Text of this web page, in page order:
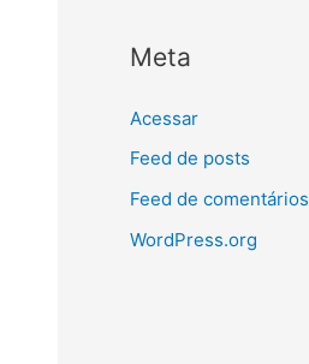
Meta
Acessar
Feed de posts
Feed de comentários
WordPress.org